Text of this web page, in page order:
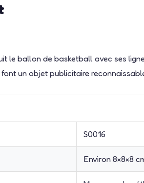
le ballon de basketball avec ses
un objet publicitaire
S0016
Environ 8×8×8